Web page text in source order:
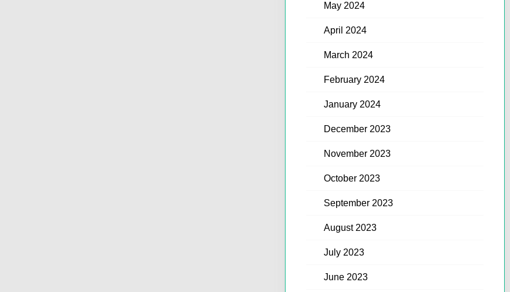
May 2024
April 2024
March 2024
February 2024
January 2024
December 2023
November 2023
October 2023
September 2023
August 2023
July 2023
June 2023